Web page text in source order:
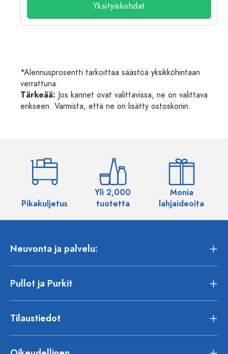
Yksityiskohdat
*Alennusprosentti tarkoittaa säästöä yksikköhintaan
verrattuna.
Tärkeää: Jos kannet ovat valittavissa, ne on valittava
erikseen. Varmista, että ne on lisätty ostoskoriin.
Pikakuljetus
Yli 2,000
tuotetta
Monia
lahjaideoita
Neuvonta ja palvelu:
Pullot ja Purkit
Tilaustiedot